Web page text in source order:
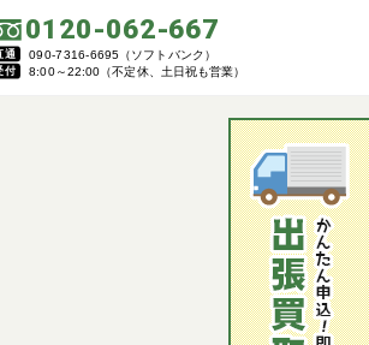
0120-062-667
通 090-7316-6695（ソフトバンク）
付 8:00～22:00（不定休、土日祝も営業）